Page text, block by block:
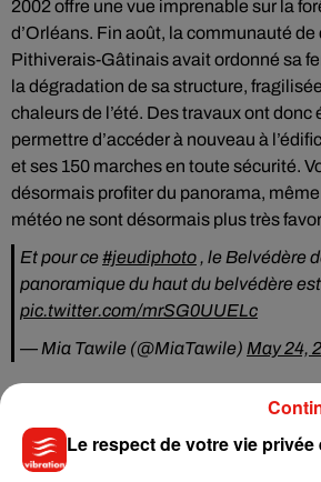
2002 offre une vue imprenable sur la
d’Orléans. Fin août, la communauté
Pithiverais-Gâtinais avait ordonné sa
la dégradation de sa structure,
chaleurs de l’été. Des travaux ont donc
permettre d’accéder à nouveau à
et ses 150 marches en toute sécurité.
désormais profiter du panorama,
météo ne sont désormais plus très
Et pour ce#jeudiphoto , le Belvédère
panoramique du haut du belvédère
pic.twitter.com/mrSG0UUELc
— Mia Tawile (@MiaTawile) May 24,
Musique
Le respect de votre vie